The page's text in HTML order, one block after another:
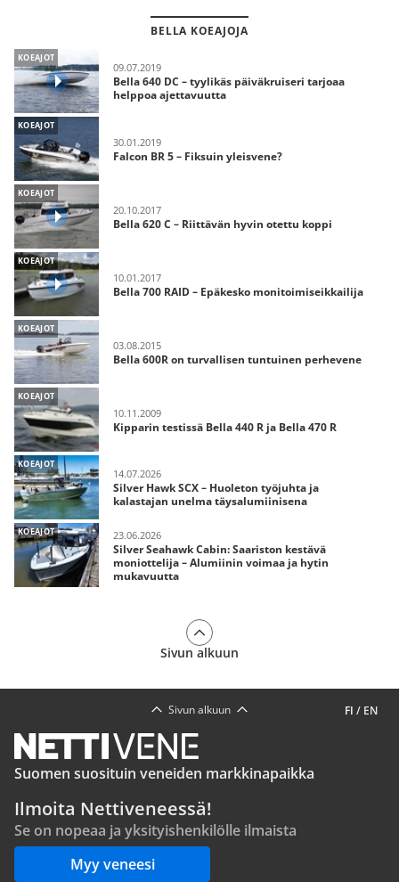
BELLA KOEAJOJA
KOEAJOT
09.07.2019
Bella 640 DC – tyylikäs päiväkruiseri tarjoaa
helppoa ajettavuutta
KOEAJOT
30.01.2019
Falcon BR 5 – Fiksuin yleisvene?
KOEAJOT
20.10.2017
Bella 620 C – Riittävän hyvin otettu koppi
KOEAJOT
10.01.2017
Bella 700 RAID – Epäkesko monitoimiseikkailija
KOEAJOT
03.08.2015
Bella 600R on turvallisen tuntuinen perhevene
KOEAJOT
10.11.2009
Kipparin testissä Bella 440 R ja Bella 470 R
KOEAJOT
14.07.2026
Silver Hawk SCX – Huoleton työjuhta ja
kalastajan unelma täysalumiinisena
KOEAJOT 23.06.2026
Silver Seahawk Cabin: Saariston kestävä
moniottelija – Alumiinin voimaa ja hytin
mukavuutta
Sivun alkuun
FI / EN
Sivun alkuun
Suomen suosituin veneiden markkinapaikka
Ilmoita Nettiveneessä!
Se on nopeaa ja yksityishenkilölle ilmaista
Myy veneesi